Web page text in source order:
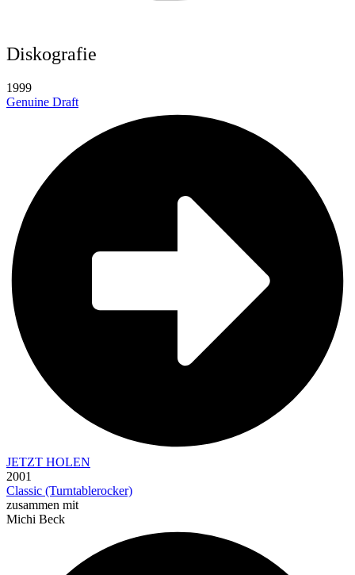
Diskografie
1999
Genuine Draft
JETZT HOLEN
2001
Classic (Turntablerocker)
zusammen mit
Michi Beck